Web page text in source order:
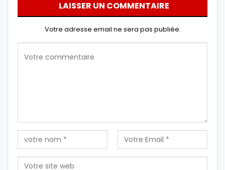
LAISSER UN COMMENTAIRE
Votre adresse email ne sera pas publiée.